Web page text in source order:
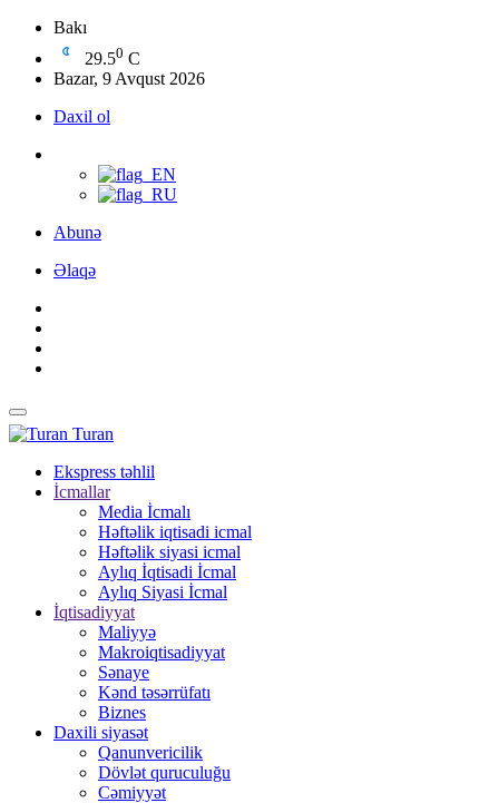
Bakı
29.50 C
Bazar, 9 Avqust 2026
Daxil ol
Abunə
Əlaqə
Turan
Ekspress təhlil
İcmallar
Media İcmalı
Həftəlik iqtisadi icmal
Həftəlik siyasi icmal
Aylıq İqtisadi İcmal
Aylıq Siyasi İcmal
İqtisadiyyat
Maliyyə
Makroiqtisadiyyat
Sənaye
Kənd təsərrüfatı
Biznes
Daxili siyasət
Qanunvericilik
Dövlət quruculuğu
Cəmiyyət